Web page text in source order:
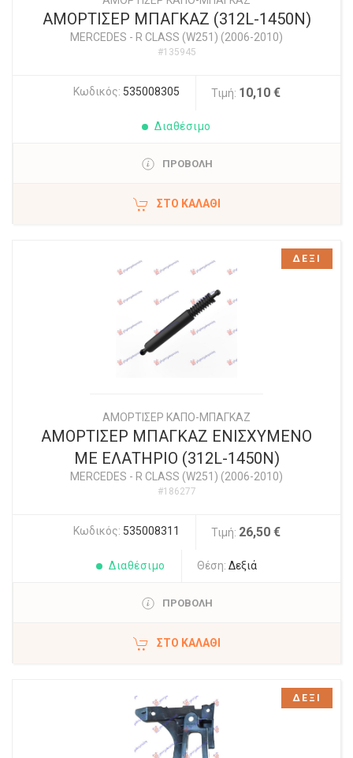
ΑΜΟΡΤΙΣΕΡ ΜΠΑΓΚΑΖ (312L-1450N)
MERCEDES - R CLASS (W251) (2006-2010)
#135945
Κωδικός: 535008305 Τιμή: 10,10 €
Διαθέσιμο
ΠΡΟΒΟΛΗ
ΣΤΟ ΚΑΛΆΘΙ
ΑΜΟΡΤΙΣΕΡ ΚΑΠΟ-ΜΠΑΓΚΑΖ
ΑΜΟΡΤΙΣΕΡ ΜΠΑΓΚΑΖ ΕΝΙΣΧΥΜΕΝΟ
ΜΕ ΕΛΑΤΗΡΙΟ (312L-1450N)
MERCEDES - R CLASS (W251) (2006-2010)
#186277
Κωδικός: 535008311 Τιμή: 26,50 €
Διαθέσιμο Θέση: Δεξιά
ΠΡΟΒΟΛΗ
ΣΤΟ ΚΑΛΆΘΙ
ΔΕΞΙ
ΔΕΞΙ